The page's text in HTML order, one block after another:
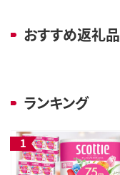
おすすめ返礼品
ランキング